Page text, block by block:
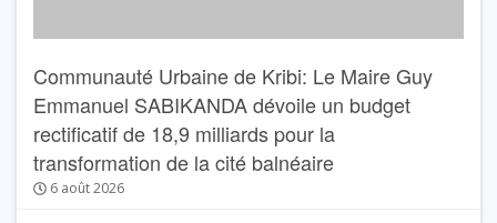
Communauté Urbaine de Kribi: Le Maire Guy
Emmanuel SABIKANDA dévoile un budget
rectificatif de 18,9 milliards pour la
transformation de la cité balnéaire
6 août 2026